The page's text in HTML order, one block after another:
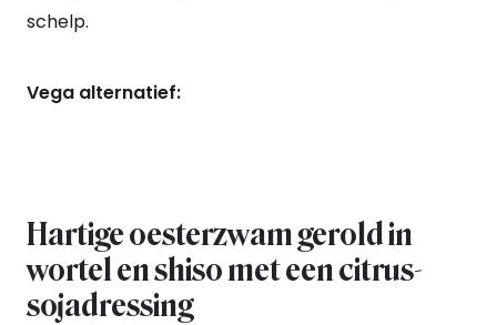
schelp.
Vega alternatief:
Hartige oesterzwam gerold in
wortel en shiso met een citrus-
sojadressing